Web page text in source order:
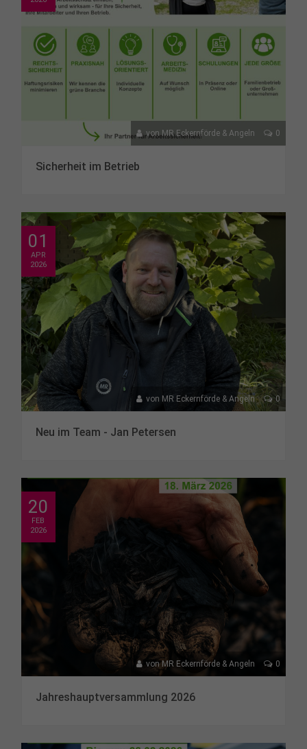
info@yourdomain.com
About us
Lorem ipsum dolor sit amet, consectetuer
adipiscing elit.
Cum sociis natoque penatibus et magnis dis
parturient montes, nascetur ridiculus mus. Donec
vonMR Eckernförde & Angeln 0
Sicherheit im Betrieb
01
APR
2026
von MR Eckernförde & Angeln 0
Neu im Team - Jan Petersen
20
FEB
2026
vonMR Eckernförde & Angeln 0
Jahreshauptversammlung 2026